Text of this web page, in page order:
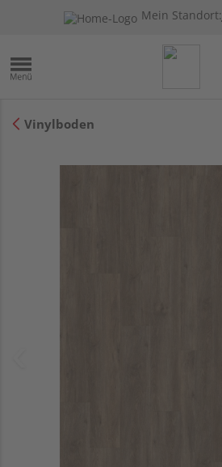
Mein Standort:
Vinylboden